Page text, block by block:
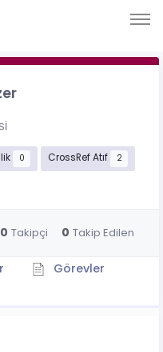
0 CrossRef Atıf 2
0 Takipçi 0 Takip Edilen
Görevler